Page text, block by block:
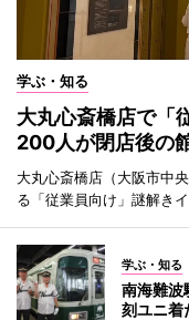
学ぶ・知る
大丸心斎橋店で「
200人が閉店後の
大丸心斎橋店（大阪市中
る「従業員向け」謎解き
学ぶ・知る
南海難
刻ユニ着